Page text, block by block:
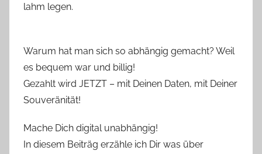
lahm legen.
Warum hat man sich so abhängig gemacht? Weil
es bequem war und billig!
Gezahlt wird JETZT – mit Deinen Daten, mit Deiner
Souveränität!
Mache Dich digital unabhängig!
In diesem Beiträg erzähle ich Dir was über